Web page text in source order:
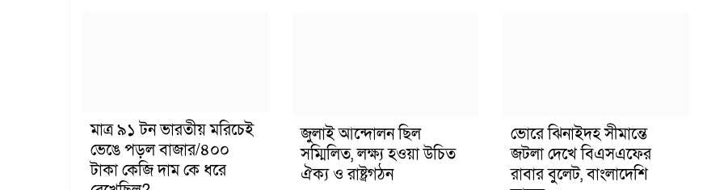
মাত্র ৯১ টন ভারতীয় মরিচেই
ভেঙে পড়ল বাজার/৪০০
টাকা কেজি দাম কে ধরে
জুলাই আন্দোলন ছিল
সম্মিলিত, লক্ষ্য হওয়া উচিত
ঐক্য ও রাষ্ট্রগঠন
ভোরে ঝিনাইদহ সীমান্তে
জটলা দেখে বিএসএফের
রাবার বুলেট, বাংলাদেশি